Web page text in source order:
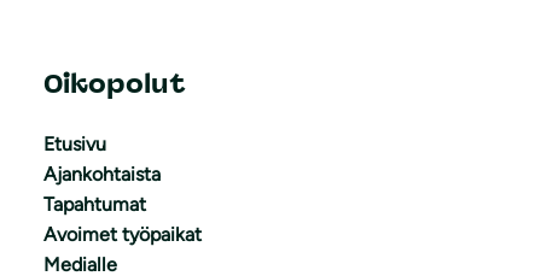
Oikopolut
Etusivu
Ajankohtaista
Tapahtumat
Avoimet työpaikat
Medialle